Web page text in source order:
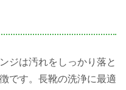
ジは汚れをしっかり落と
です。長靴の洗浄に最適